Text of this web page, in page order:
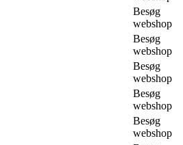
Besøg
webshop
Besøg
webshop
Besøg
webshop
Besøg
webshop
Besøg
webshop